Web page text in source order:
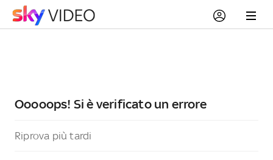
Ooooops! Si è verificato un errore
Riprova più tardi